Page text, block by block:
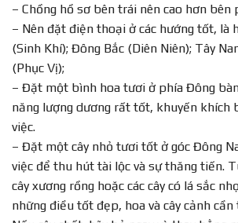
– Chồng hồ sơ bên trái nên cao hơn bên
– Nên đặt điện thoại ở các hướng tốt, là
(Sinh Khí); Đông Bắc (Diên Niên); Tây
(Phục Vị);
– Đặt một bình hoa tươi ở phía Đông
năng lượng dương rất tốt, khuyến khích
việc.
– Đặt một cây nhỏ tươi tốt ở góc Đông
việc để thu hút tài lộc và sự thăng tiến.
cây xương rồng hoặc các cây có lá sắc
những điều tốt đẹp, hoa và cây cảnh cần